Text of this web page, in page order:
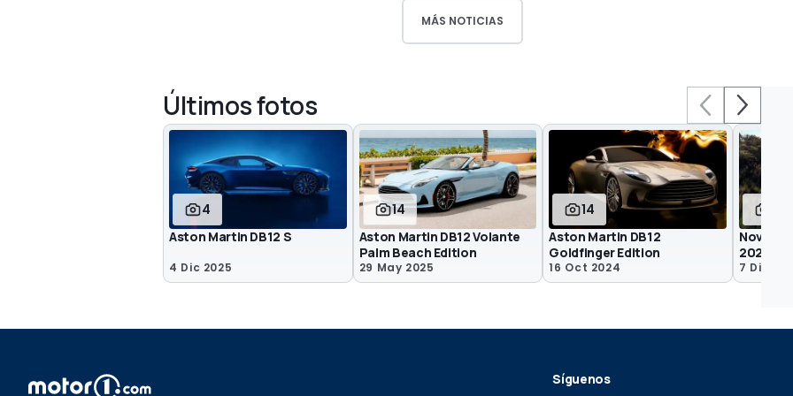
MÁS NOTICIAS
Últimos fotos
4
Aston Martin DB12 S
4 Dic 2025
14
Aston Martin DB12 Volante
Palm Beach Edition
29 May 2025
14
Aston Martin DB12
Goldfinger Edition
16 Oct 2024
2024
7 Dic 2023
Síguenos